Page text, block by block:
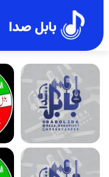
بابل صدا